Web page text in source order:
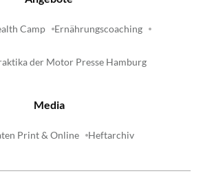
Camp Ernährungscoaching
der Motor Presse Hamburg
Media
Print & Online Heftarchiv